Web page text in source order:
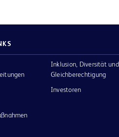
Inklusion, Diversität und
Gleichberechtigung
Investoren